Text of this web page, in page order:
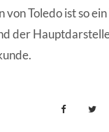
Toledo ist so
der